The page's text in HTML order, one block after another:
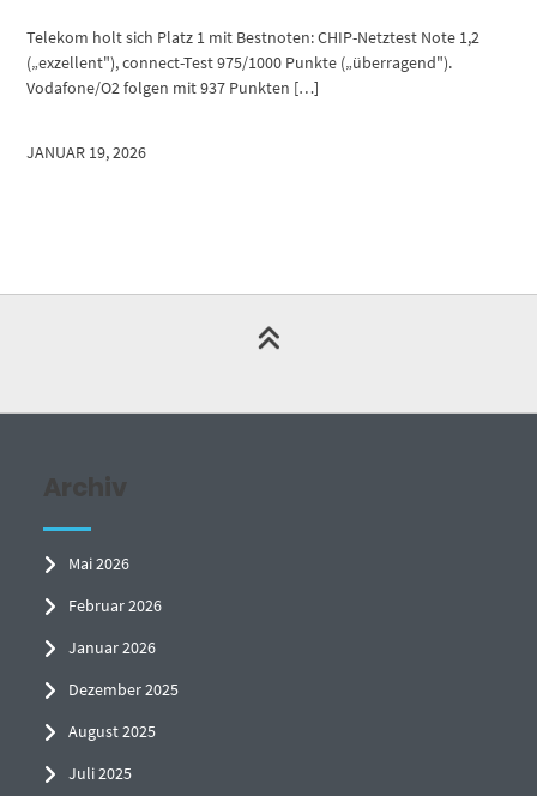
Telekom holt sich Platz 1 mit Bestnoten: CHIP-Netztest Note 1,2
(„exzellent"), connect-Test 975/1000 Punkte („überragend").
Vodafone/O2 folgen mit 937 Punkten […]
JANUAR 19, 2026
Archiv
Mai 2026
Februar 2026
Januar 2026
Dezember 2025
August 2025
Juli 2025